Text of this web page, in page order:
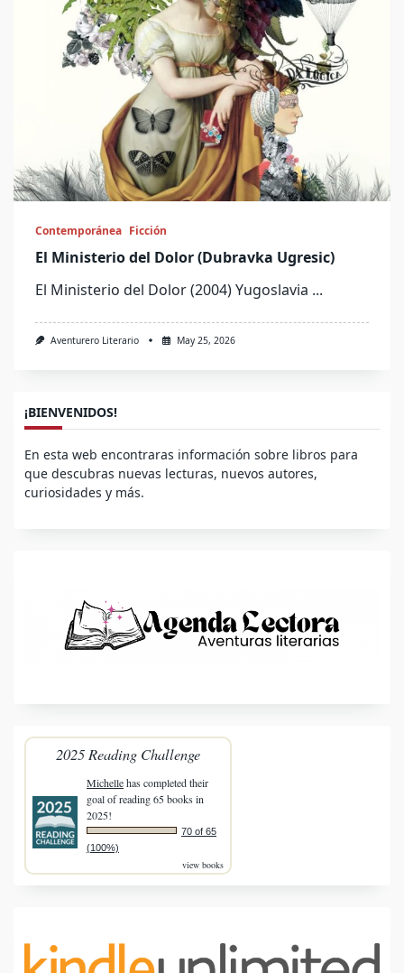
Contemporánea Ficción
El Ministerio del Dolor (Dubravka Ugresic)
El Ministerio del Dolor (2004) Yugoslavia ...
Aventurero Literario May 25, 2026
¡BIENVENIDOS!
En esta web encontraras información sobre libros para
que descubras nuevas lecturas, nuevos autores,
curiosidades y más.
2025 Reading Challenge
Michellehas completed their
goal of reading 65 books in
2025!
70 of 65
(100%)
view books